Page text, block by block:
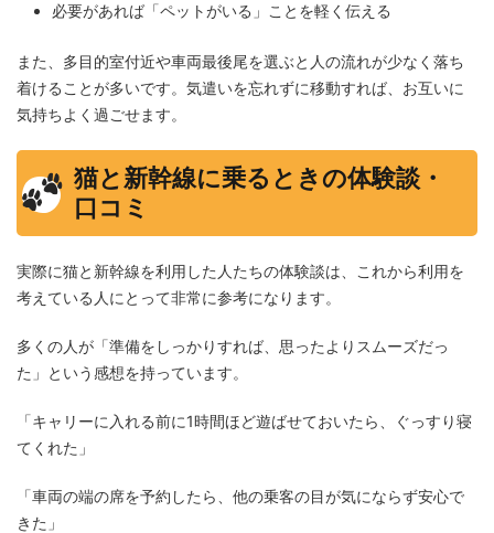
必要があれば「ペットがいる」ことを軽く伝える
また、多目的室付近や車両最後尾を選ぶと人の流れが少なく落ち
着けることが多いです。気遣いを忘れずに移動すれば、お互いに
気持ちよく過ごせます。
猫と新幹線に乗るときの体験談・
口コミ
実際に猫と新幹線を利用した人たちの体験談は、これから利用を
考えている人にとって非常に参考になります。
多くの人が「準備をしっかりすれば、思ったよりスムーズだっ
た」という感想を持っています。
「キャリーに入れる前に1時間ほど遊ばせておいたら、ぐっすり寝
てくれた」
「車両の端の席を予約したら、他の乗客の目が気にならず安心で
きた」